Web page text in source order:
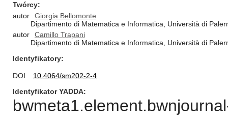
Twórcy
autor
Giorgia Bellomonte
Dipartimento di Matematica e Informatica, Università di
autor
Camillo Trapani
Dipartimento di Matematica e Informatica, Università di
Identyfikatory
DOI
10.4064/sm202-2-4
Identyfikator YADDA